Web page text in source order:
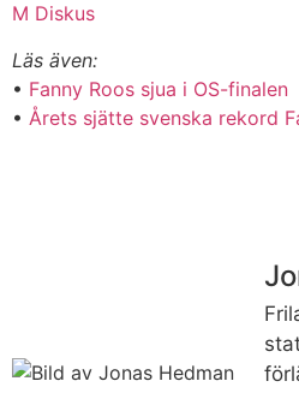
M Diskus
Läs även:
• Fanny Roos sjua i OS-finalen
• Årets sjätte svenska rekord